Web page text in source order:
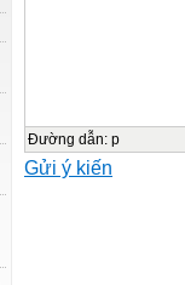
ÂM
THANH
Đường dẫn: p
Gửi ý kiến